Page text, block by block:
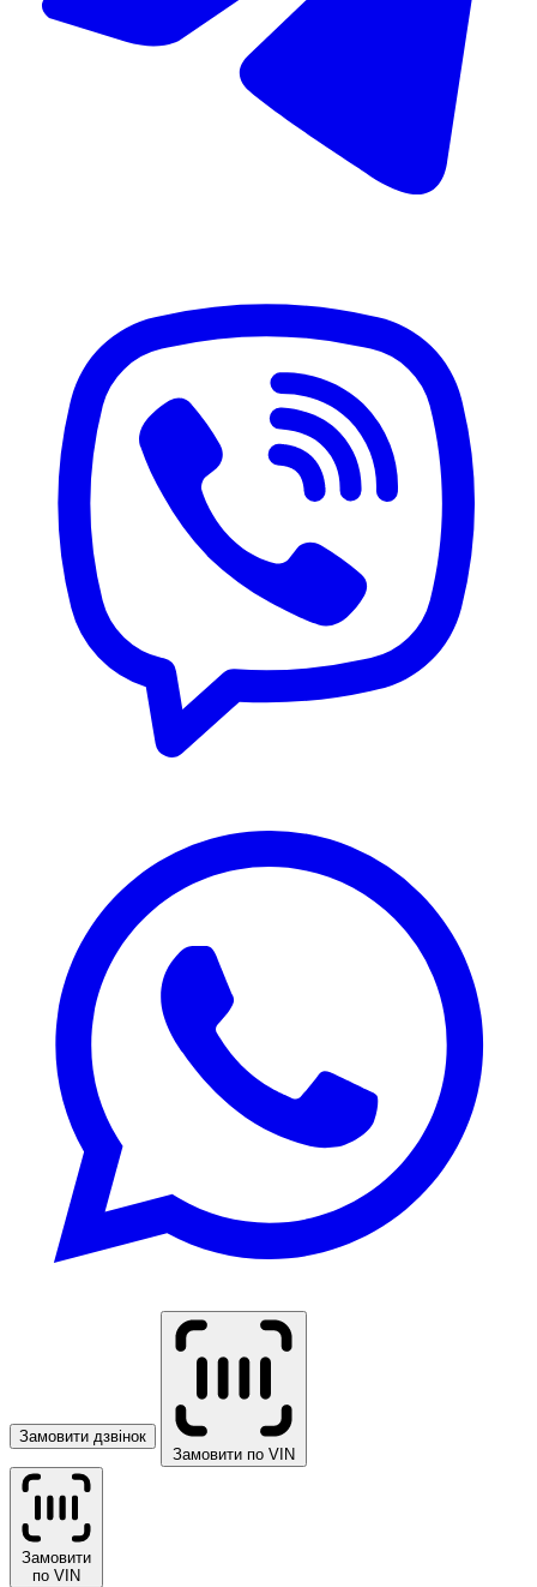
Замовити дзвінок
Замовити по VIN
Замовити
по VIN